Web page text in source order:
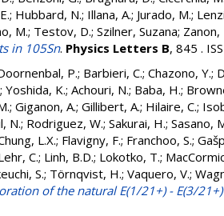
; Hubbard, N.; Illana, A.; Jurado, M.;
M.; Testov, D.; Szilner, Suzana; Zanon,
in 105Sn. Physics Letters B, 845 .
P.; Barbieri, C.; Chazono, Y.;
; Yoshida, K.; Achouri, N.; Baba, H.;
; Giganon, A.; Gillibert, A.; Hilaire, C.;
N.; Rodriguez, W.; Sakurai, H.; Sasano,
L.X.; Flavigny, F.; Franchoo, S.;
C.; Linh, B.D.; Lokotko, T.;
S.; Törnqvist, H.; Vaquero, V.;
of the natural E(1/21+) - E(3/